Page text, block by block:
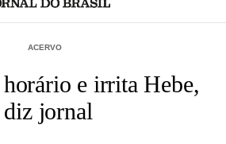
ACERVO
e irrita Hebe,
diz jornal